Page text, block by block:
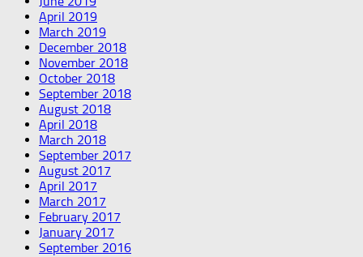
April 2019
March 2019
December 2018
November 2018
October 2018
September 2018
August 2018
April 2018
March 2018
September 2017
August 2017
April 2017
March 2017
February 2017
January 2017
September 2016